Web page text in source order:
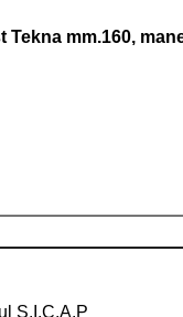
Tekna mm.160,
S.I.C.A.P